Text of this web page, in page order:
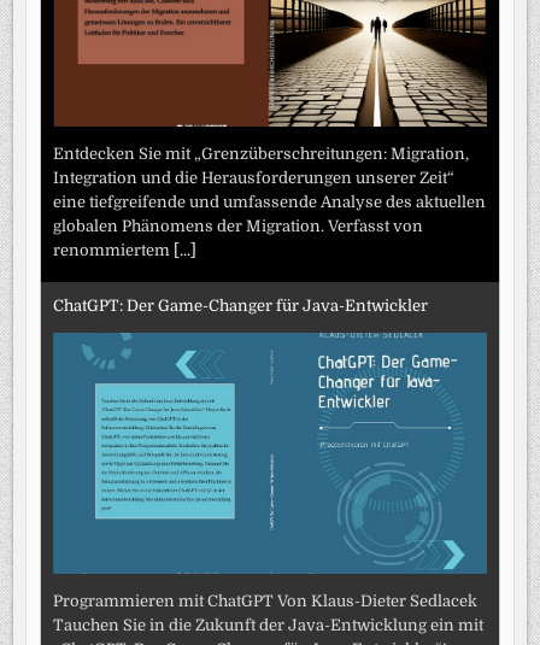
Entdecken Sie mit „Grenzüberschreitungen: Migration,
Integration und die Herausforderungen unserer Zeit“
eine tiefgreifende und umfassende Analyse des aktuellen
globalen Phänomens der Migration. Verfasst von
renommiertem
[...]
ChatGPT: Der Game-Changer für Java-Entwickler
Programmieren mit ChatGPT Von Klaus-Dieter Sedlacek
Tauchen Sie in die Zukunft der Java-Entwicklung ein mit